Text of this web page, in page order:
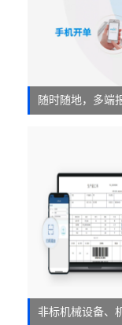
随时随地，多端
非标机械设备、